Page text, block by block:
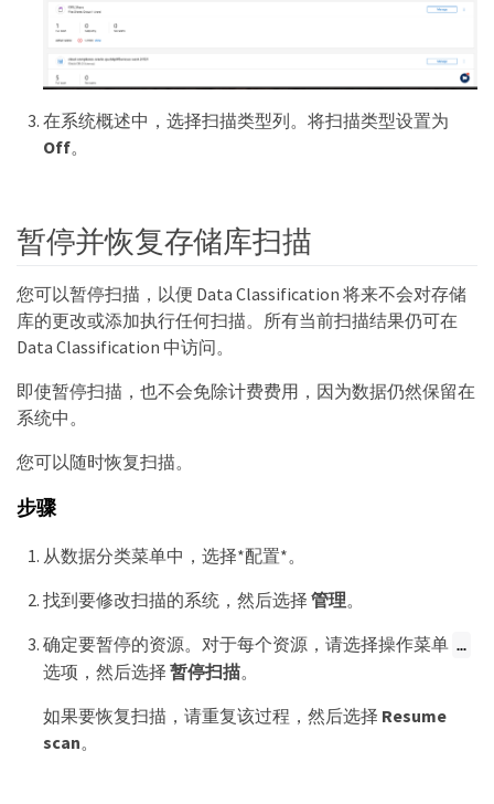
在系统概述中，选择扫描类型列。将扫描类型设置为
Off。
暂停并恢复存储库扫描
您可以暂停扫描，以便 Data Classification 将来不会对存储
库的更改或添加执行任何扫描。所有当前扫描结果仍可在
Data Classification 中访问。
即使暂停扫描，也不会免除计费费用，因为数据仍然保留在
系统中。
您可以随时恢复扫描。
步骤
从数据分类菜单中，选择*配置*。
找到要修改扫描的系统，然后选择 管理。
确定要暂停的资源。对于每个资源，请选择操作菜单 …​
选项，然后选择 暂停扫描。
如果要恢复扫描，请重复该过程，然后选择 Resume
scan。